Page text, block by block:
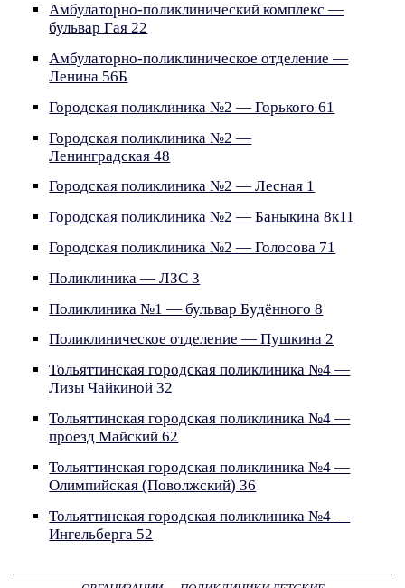
Амбулаторно-поликлинический комплекс —
бульвар Гая 22
Амбулаторно-поликлиническое отделение —
Ленина 56Б
Городская поликлиника №2 — Горького 61
Городская поликлиника №2 —
Ленинградская 48
Городская поликлиника №2 — Лесная 1
Городская поликлиника №2 — Баныкина 8к11
Городская поликлиника №2 — Голосова 71
Поликлиника — ЛЗС 3
Поликлиника №1 — бульвар Будённого 8
Поликлиническое отделение — Пушкина 2
Тольяттинская городская поликлиника №4 —
Лизы Чайкиной 32
Тольяттинская городская поликлиника №4 —
проезд Майский 62
Тольяттинская городская поликлиника №4 —
Олимпийская (Поволжский) 36
Тольяттинская городская поликлиника №4 —
Ингельберга 52